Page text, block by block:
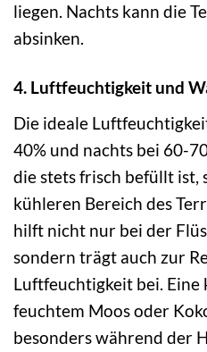
liegen. Nachts kann die
absinken.
4. Luftfeuchtigkeit und
Die ideale
40% und nachts bei 60-
die stets frisch befüllt ist,
kühleren Bereich des
hilft nicht nur bei der
sondern trägt auch zur
Luftfeuchtigkeit bei. Eine
feuchtem Moos oder
besonders während der